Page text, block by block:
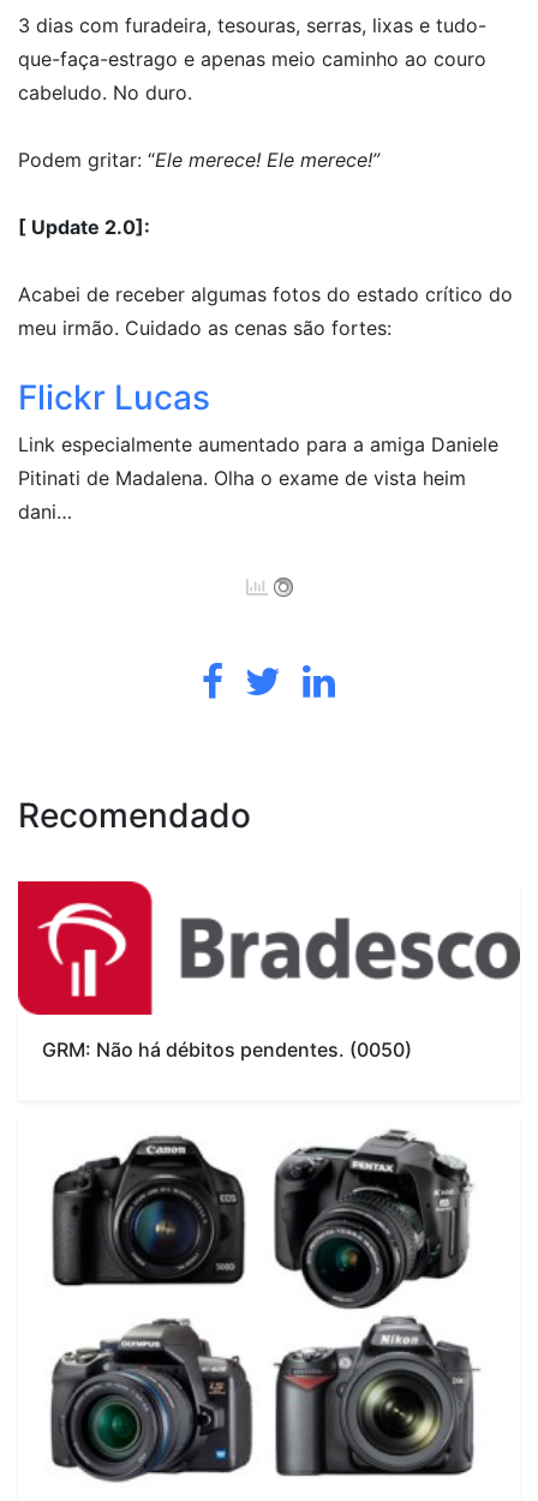
3 dias com furadeira, tesouras, serras, lixas e tudo-
que-faça-estrago e apenas meio caminho ao couro
cabeludo. No duro.
Podem gritar: “Ele merece! Ele merece!”
[ Update 2.0]:
Acabei de receber algumas fotos do estado crítico do
meu irmão. Cuidado as cenas são fortes:
Flickr Lucas
Link especialmente aumentado para a amiga Daniele
Pitinati de Madalena. Olha o exame de vista heim
dani…
Recomendado
GRM: Não há débitos pendentes. (0050)